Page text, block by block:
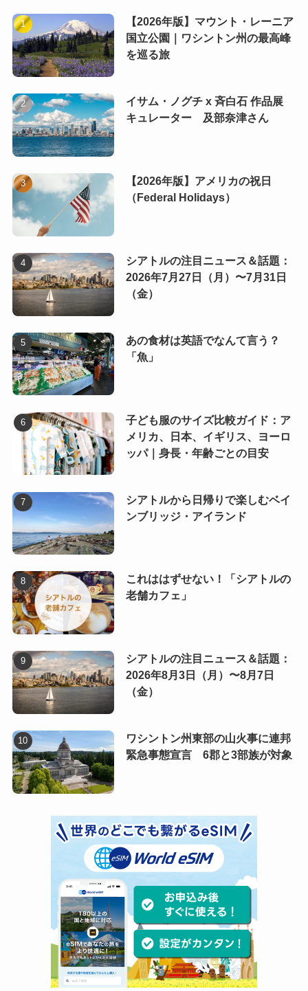
【2026年版】マウント・レーニア
国立公園｜ワシントン州の最高峰
を巡る旅
イサム・ノグチ x 斉白石 作品展
キュレーター 及部奈津さん
【2026年版】アメリカの祝日
（Federal Holidays）
シアトルの注目ニュース＆話題：
2026年7月27日（月）〜7月31日
（金）
あの食材は英語でなんて言う？
「魚」
子ども服のサイズ比較ガイド：ア
メリカ、日本、イギリス、ヨーロ
ッパ｜身長・年齢ごとの目安
シアトルから日帰りで楽しむベイ
ンブリッジ・アイランド
これははずせない！「シアトルの
老舗カフェ」
シアトルの注目ニュース＆話題：
2026年8月3日（月）〜8月7日
（金）
ワシントン州東部の山火事に連邦
緊急事態宣言 6郡と3部族が対象